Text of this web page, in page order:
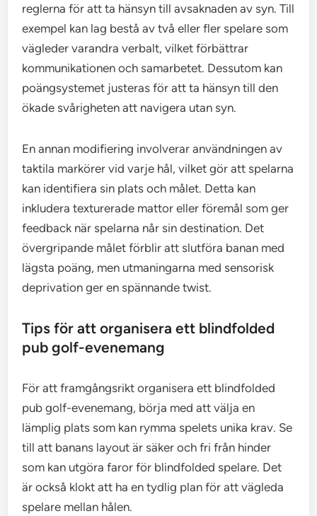
reglerna för att ta hänsyn till avsaknaden av syn. Till
exempel kan lag bestå av två eller fler spelare som
vägleder varandra verbalt, vilket förbättrar
kommunikationen och samarbetet. Dessutom kan
poängsystemet justeras för att ta hänsyn till den
ökade svårigheten att navigera utan syn.
En annan modifiering involverar användningen av
taktila markörer vid varje hål, vilket gör att spelarna
kan identifiera sin plats och målet. Detta kan
inkludera texturerade mattor eller föremål som ger
feedback när spelarna når sin destination. Det
övergripande målet förblir att slutföra banan med
lägsta poäng, men utmaningarna med sensorisk
deprivation ger en spännande twist.
Tips för att organisera ett blindfolded
pub golf-evenemang
För att framgångsrikt organisera ett blindfolded
pub golf-evenemang, börja med att välja en
lämplig plats som kan rymma spelets unika krav. Se
till att banans layout är säker och fri från hinder
som kan utgöra faror för blindfolded spelare. Det
är också klokt att ha en tydlig plan för att vägleda
spelare mellan hålen.